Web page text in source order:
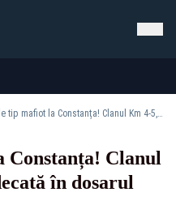
Rețea de tip mafiot la Constanța! Clanul Km 4-5, trimis în judecată în dosarul „Calul Troian”
Constanța! Clanul
în dosarul